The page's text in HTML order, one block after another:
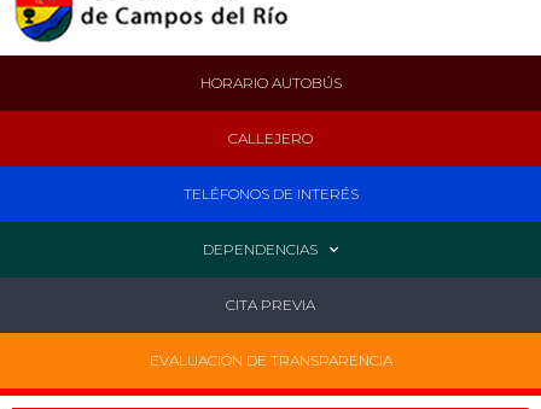
HORARIO AUTOBÚS
CALLEJERO
TELÉFONOS DE INTERÉS
DEPENDENCIAS
CITA PREVIA
EVALUACIÓN DE TRANSPARENCIA